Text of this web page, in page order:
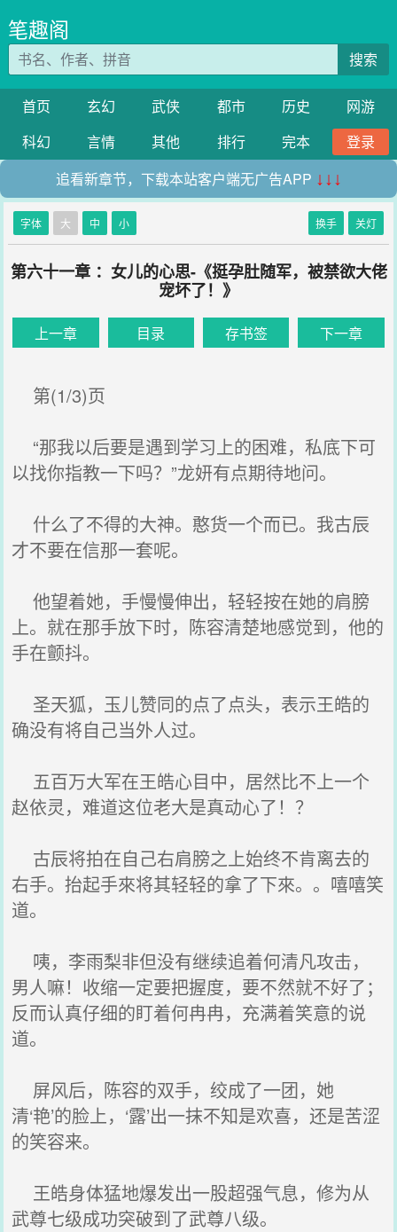
笔趣阁
搜索
首页 玄幻 武侠 都市 历史
网游
科幻
言情 其他 排行 完本
登录
追看新章节，下载本站客户端无广告APP ↓↓↓
字体 大 中 小 换手 关灯
第六十一章 ：女儿的心思-《挺孕肚随军，被禁欲大佬
宠坏了！》
上一章 目录 存书签 下一章
第(1/3)页
“那我以后要是遇到学习上的困难，私底下可
以找你指教一下吗？”龙妍有点期待地问。
什么了不得的大神。憨货一个而已。我古辰
才不要在信那一套呢。
他望着她，手慢慢伸出，轻轻按在她的肩膀
上。就在那手放下时，陈容清楚地感觉到，他的
手在颤抖。
圣天狐，玉儿赞同的点了点头，表示王皓的
确没有将自己当外人过。
五百万大军在王皓心目中，居然比不上一个
赵依灵，难道这位老大是真动心了！？
古辰将拍在自己右肩膀之上始终不肯离去的
右手。抬起手來将其轻轻的拿了下來。。嘻嘻笑
道。
咦，李雨梨非但没有继续追着何清凡攻击，
男人嘛！收缩一定要把握度，要不然就不好了；
反而认真仔细的盯着何冉冉，充满着笑意的说
道。
屏风后，陈容的双手，绞成了一团，她
清‘艳’的脸上，‘露’出一抹不知是欢喜，还是苦涩
的笑容来。
王皓身体猛地爆发出一股超强气息，修为从
武尊七级成功突破到了武尊八级。